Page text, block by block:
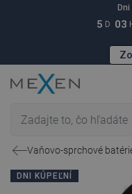
5 D 03
Vaňovo-sprchové
DNI KÚPEĽNÍ